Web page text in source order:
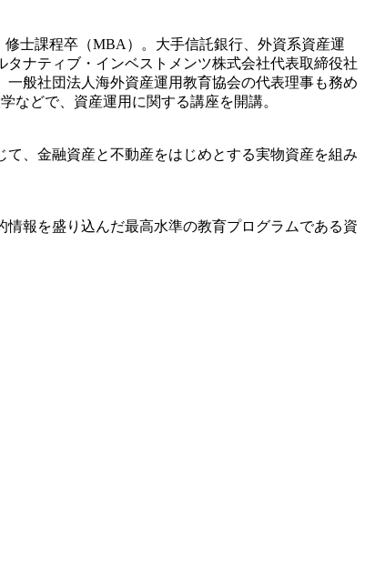
士課程卒（MBA）。大手信託銀行、外資系資産運
ナティブ・インベストメンツ株式会社代表取締役社
般社団法人海外資産運用教育協会の代表理事も務め
などで、資産運用に関する講座を開講。
、金融資産と不動産をはじめとする実物資産を組み
報を盛り込んだ最高水準の教育プログラムである資